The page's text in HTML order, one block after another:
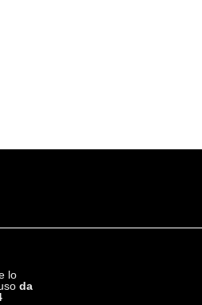
lo
da